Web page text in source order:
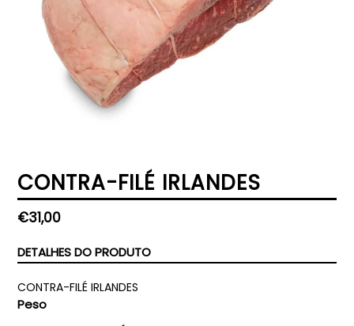
CONTRA-FILÉ IRLANDES
Preço
€31,00
DETALHES DO PRODUTO
CONTRA-FILÉ IRLANDES
Peso